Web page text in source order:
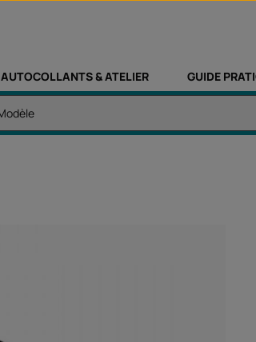
AUTOCOLLANTS & ATELIER GUIDE